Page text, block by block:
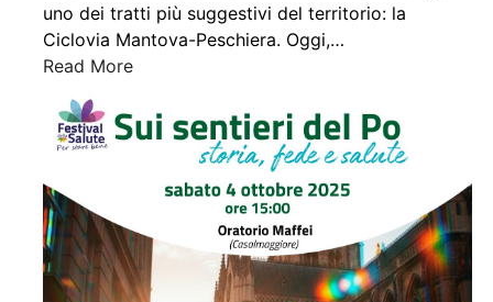
uno dei tratti più suggestivi del territorio: la
Ciclovia Mantova-Peschiera. Oggi,…
Read More